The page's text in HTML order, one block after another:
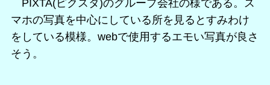
PIXTA(ピクスタ)のグループ会社の様である。ス
マホの写真を中心にしている所を見るとすみわけ
をしている模様。webで使用するエモい写真が良さ
そう。